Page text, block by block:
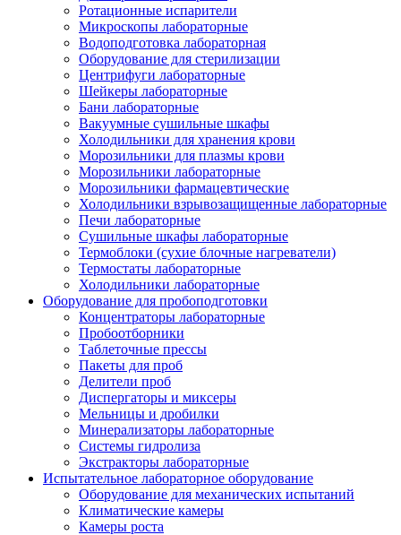
Ротационные испарители
Микроскопы лабораторные
Водоподготовка лабораторная
Оборудование для стерилизации
Центрифуги лабораторные
Шейкеры лабораторные
Бани лабораторные
Вакуумные сушильные шкафы
Холодильники для хранения крови
Морозильники для плазмы крови
Морозильники лабораторные
Морозильники фармацевтические
Холодильники взрывозащищенные лабораторные
Печи лабораторные
Сушильные шкафы лабораторные
Термоблоки (сухие блочные нагреватели)
Термостаты лабораторные
Холодильники лабораторные
Оборудование для пробоподготовки
Концентраторы лабораторные
Пробоотборники
Таблеточные прессы
Пакеты для проб
Делители проб
Диспергаторы и миксеры
Мельницы и дробилки
Минерализаторы лабораторные
Системы гидролиза
Экстракторы лабораторные
Испытательное лабораторное оборудование
Оборудование для механических испытаний
Климатические камеры
Камеры роста